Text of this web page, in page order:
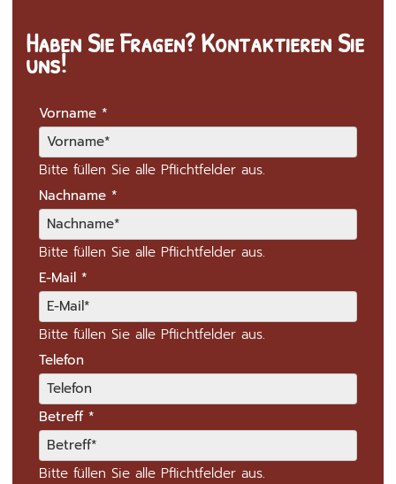
Haben Sie Fragen? Kontaktieren Sie
uns!
Vorname *
Bitte füllen Sie alle Pflichtfelder aus.
Nachname *
Bitte füllen Sie alle Pflichtfelder aus.
E-Mail *
Bitte füllen Sie alle Pflichtfelder aus.
Telefon
Betreff*
Bitte füllen Sie alle Pflichtfelder aus.